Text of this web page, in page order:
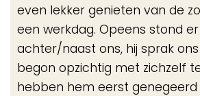
even lekker genieten van de
een werkdag. Opeens stond
achter/naast ons, hij sprak
begon opzichtig met zichzelf
hebben hem eerst genegeerd